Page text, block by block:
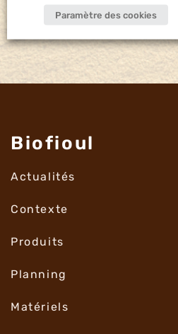
Biofioul
Actualités
Contexte
Produits
Planning
Matériels
Paramètre des cookies